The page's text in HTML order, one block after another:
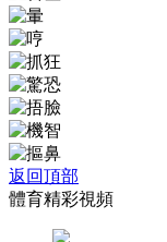
返回頂部
體育精彩視頻